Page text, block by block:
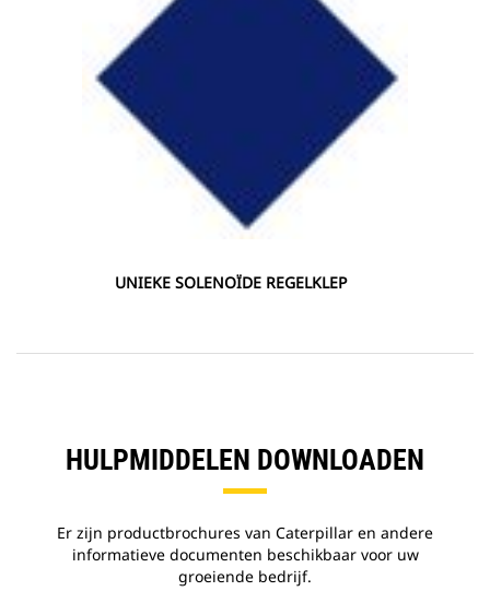
UNIEKE SOLENOÏDE REGELKLEP
HULPMIDDELEN DOWNLOADEN
Er zijn productbrochures van Caterpillar en andere
informatieve documenten beschikbaar voor uw
groeiende bedrijf.